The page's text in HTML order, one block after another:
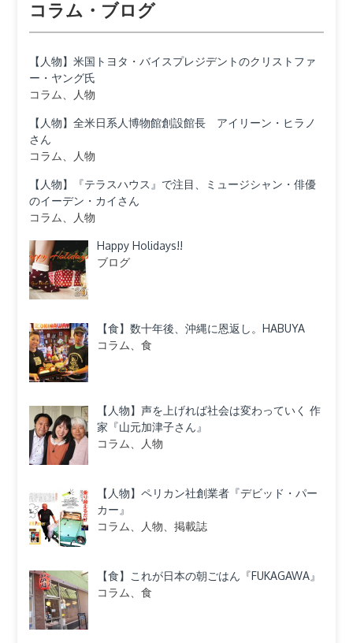
コラム・ブログ
【人物】米国トヨタ・バイスプレジデントのクリストファ
ー・ヤング氏
コラム、人物
【人物】全米日系人博物館創設館長 アイリーン・ヒラノ
さん
コラム、人物
【人物】『テラスハウス』で注目、ミュージシャン・俳優
のイーデン・カイさん
コラム、人物
Happy Holidays!!
ブログ
【食】数十年後、沖縄に恩返し。HABUYA
コラム、食
【人物】声を上げれば社会は変わっていく 作
家『山元加津子さん』
コラム、人物
【人物】ペリカン社創業者『デビッド・パー
カー』
コラム、人物、掲載誌
【食】これが日本の朝ごはん『FUKAGAWA』
コラム、食